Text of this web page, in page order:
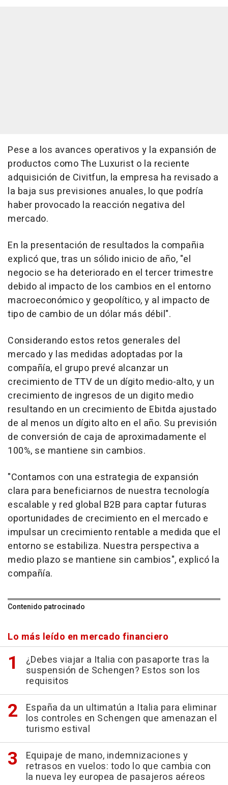
Pese a los avances operativos y la expansión de
productos como The Luxurist o la reciente
adquisición de Civitfun, la empresa ha revisado a
la baja sus previsiones anuales, lo que podría
haber provocado la reacción negativa del
mercado.
En la presentación de resultados la compañia
explicó que, tras un sólido inicio de año, "el
negocio se ha deteriorado en el tercer trimestre
debido al impacto de los cambios en el entorno
macroeconómico y geopolítico, y al impacto de
tipo de cambio de un dólar más débil".
Considerando estos retos generales del
mercado y las medidas adoptadas por la
compañía, el grupo prevé alcanzar un
crecimiento de TTV de un dígito medio-alto, y un
crecimiento de ingresos de un digito medio
resultando en un crecimiento de Ebitda ajustado
de al menos un dígito alto en el año. Su previsión
de conversión de caja de aproximadamente el
100%, se mantiene sin cambios.
"Contamos con una estrategia de expansión
clara para beneficiarnos de nuestra tecnología
escalable y red global B2B para captar futuras
oportunidades de crecimiento en el mercado e
impulsar un crecimiento rentable a medida que el
entorno se estabiliza. Nuestra perspectiva a
medio plazo se mantiene sin cambios", explicó la
compañía.
Contenido patrocinado
Lo más leído en mercado financiero
¿Debes viajar a Italia con pasaporte tras la
suspensión de Schengen? Estos son los
requisitos
España da un ultimatún a Italia para eliminar
los controles en Schengen que amenazan el
turismo estival
Equipaje de mano, indemnizaciones y
retrasos en vuelos: todo lo que cambia con
la nueva ley europea de pasajeros aéreos